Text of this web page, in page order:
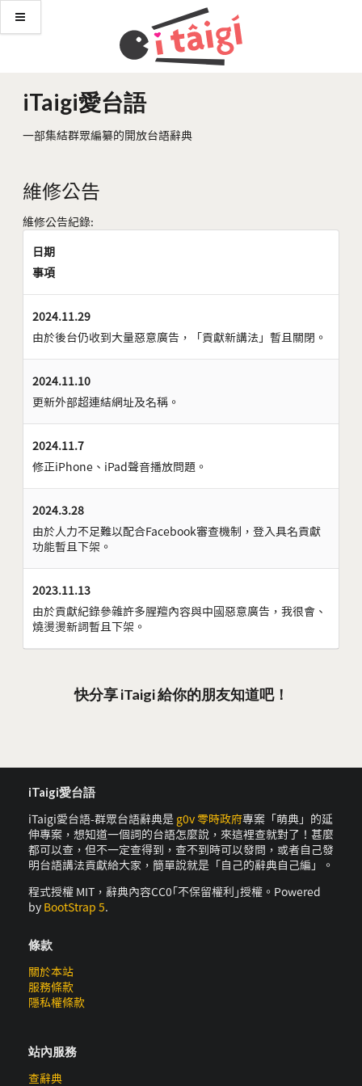
iTaigi愛台語
一部集結群眾編纂的開放台語辭典
維修公告
維修公告紀錄:
日期
事項
2024.11.29
由於後台仍收到大量惡意廣告，「貢獻新講法」暫且關閉。
2024.11.10
更新外部超連結網址及名稱。
2024.11.7
修正iPhone、iPad聲音播放問題。
2024.3.28
由於人力不足難以配合Facebook審查機制，登入具名貢獻
功能暫且下架。
2023.11.13
由於貢獻紀錄參雜許多腥羶內容與中國惡意廣告，我很會、
燒燙燙新詞暫且下架。
快分享 iTaigi 給你的朋友知道吧！
iTaigi愛台語
iTaigi愛台語-群眾台語辭典是 g0v 零時政府專案「萌典」的延
伸專案，想知道一個詞的台語怎麼說，來這裡查就對了！甚麼
都可以查，但不一定查得到，查不到時可以發問，或者自己發
明台語講法貢獻給大家，簡單說就是「自己的辭典自己編」。
程式授權 MIT，辭典內容CC0｢不保留權利｣授權。Powered
by BootStrap 5.
條款
關於本站
服務條款
隱私權條款
站內服務
查辭典